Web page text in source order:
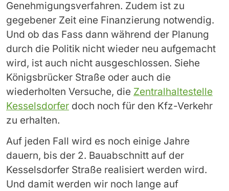
Genehmigungsverfahren. Zudem ist zu
gegebener Zeit eine Finanzierung notwendig.
Und ob das Fass dann während der Planung
durch die Politik nicht wieder neu aufgemacht
wird, ist auch nicht ausgeschlossen. Siehe
Königsbrücker Straße oder auch die
wiederholten Versuche, die Zentralhaltestelle
Kesselsdorfer doch noch für den Kfz-Verkehr
zu erhalten.
Auf jeden Fall wird es noch einige Jahre
dauern, bis der 2. Bauabschnitt auf der
Kesselsdorfer Straße realisiert werden wird.
Und damit werden wir noch lange auf